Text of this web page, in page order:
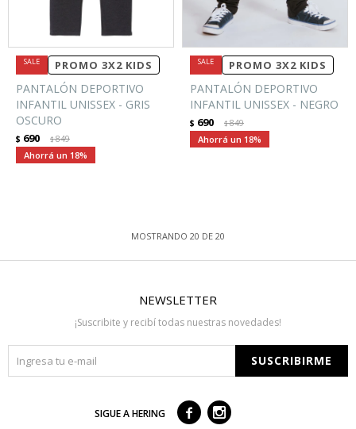
PROMO 3X2 KIDS
PANTALÓN DEPORTIVO
INFANTIL UNISSEX - GRIS
OSCURO
$ 690 $849
18
PROMO 3X2 KIDS
PANTALÓN DEPORTIVO
INFANTIL UNISSEX - NEGRO
$ 690 $849
18
MOSTRANDO 20 DE 20
NEWSLETTER
¡Suscribite y recibí todas nuestras novedades!
SUSCRIBIRME
SIGUE A HERING  